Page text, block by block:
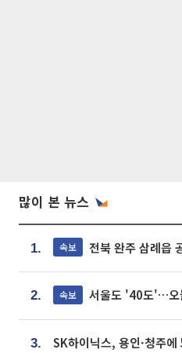
많이 본 뉴스
1. 속보 전북 완주 삼례읍
2. 속보 서울도 '40도'…오
3.